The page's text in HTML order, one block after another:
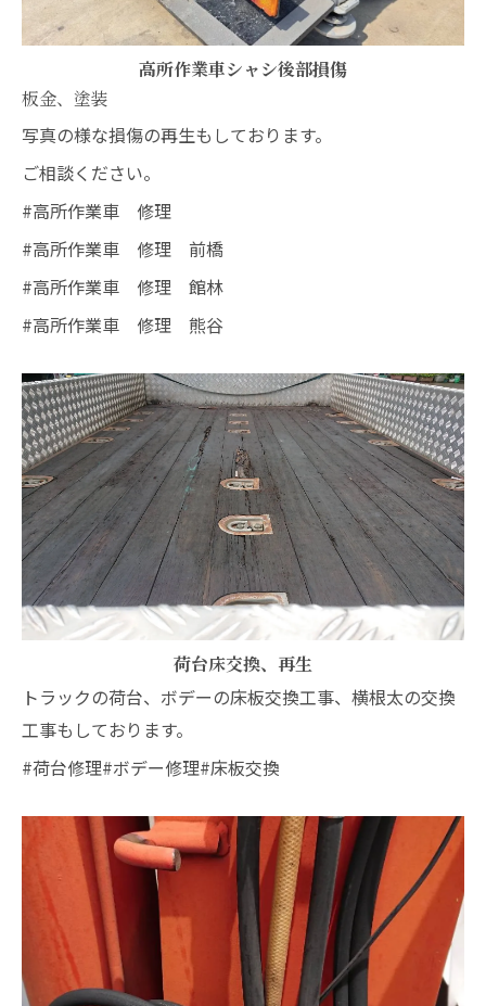
高所作業車シャシ後部損傷
板金、塗装
写真の様な損傷の再生もしております。
ご相談ください。
#高所作業車 修理
#高所作業車 修理 前橋
#高所作業車 修理 館林
#高所作業車 修理 熊谷
荷台床交換、再生
トラックの荷台、ボデーの床板交換工事、横根太の交換
工事もしております。
#荷台修理#ボデー修理#床板交換